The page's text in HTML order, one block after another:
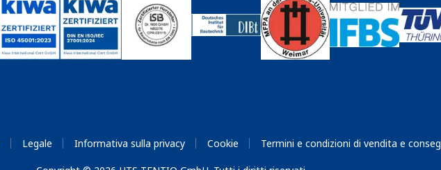
Legale Informativa sulla privacy Cookie Termini e condizioni di vendita e